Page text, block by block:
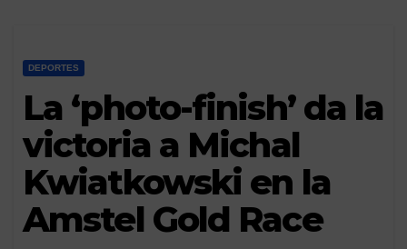
DEPORTES
La ‘photo-finish’ da la
victoria a Michal
Kwiatkowski en la
Amstel Gold Race